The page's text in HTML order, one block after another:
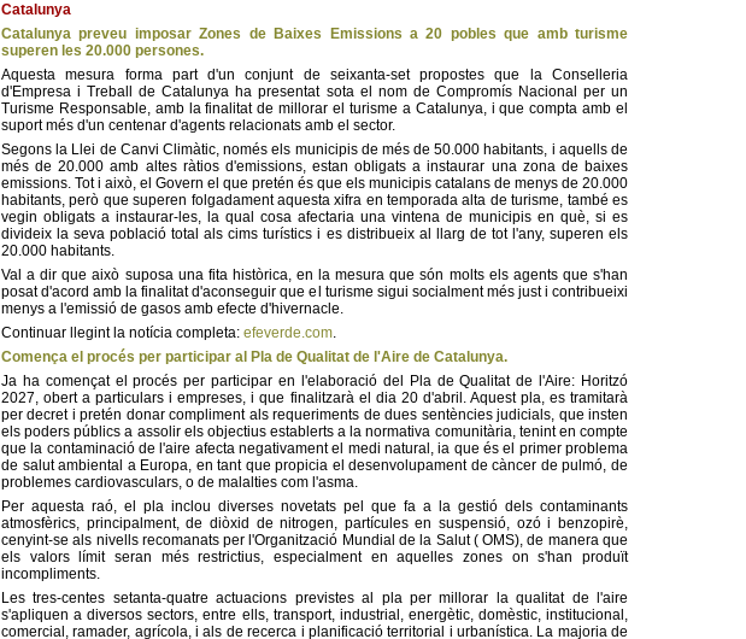
Catalunya
Catalunya preveu imposar Zones de Baixes Emissions a 20 pobles que amb turisme
superen les 20.000 persones.
Aquesta mesura forma part d'un conjunt de seixanta-set propostes que la Conselleria
d'Empresa i Treball de Catalunya ha presentat sota el nom de Compromís Nacional per un
Turisme Responsable, amb la finalitat de millorar el turisme a Catalunya, i que compta amb el
suport més d'un centenar d'agents relacionats amb el sector.
Segons la Llei de Canvi Climàtic, només els municipis de més de 50.000 habitants, i aquells de
més de 20.000 amb altes ràtios d'emissions, estan obligats a instaurar una zona de baixes
emissions. Tot i això, el Govern el que pretén és que els municipis catalans de menys de 20.000
habitants, però que superen folgadament aquesta xifra en temporada alta de turisme, també es
vegin obligats a instaurar-les, la qual cosa afectaria una vintena de municipis en què, si es
divideix la seva població total als cims turístics i es distribueix al llarg de tot l'any, superen els
20.000 habitants.
Val a dir que això suposa una fita històrica, en la mesura que són molts els agents que s'han
posat d'acord amb la finalitat d'aconseguir que el turisme sigui socialment més just i contribueixi
menys a l'emissió de gasos amb efecte d'hivernacle.
Continuar llegint la notícia completa: efeverde.com.
Comença el procés per participar al Pla de Qualitat de l'Aire de Catalunya.
Ja ha començat el procés per participar en l'elaboració del Pla de Qualitat de l'Aire: Horitzó
2027, obert a particulars i empreses, i que finalitzarà el dia 20 d'abril. Aquest pla, es tramitarà
per decret i pretén donar compliment als requeriments de dues sentències judicials, que insten
els poders públics a assolir els objectius establerts a la normativa comunitària, tenint en compte
que la contaminació de l'aire afecta negativament el medi natural, ia que és el primer problema
de salut ambiental a Europa, en tant que propicia el desenvolupament de càncer de pulmó, de
problemes cardiovasculars, o de malalties com l'asma.
Per aquesta raó, el pla inclou diverses novetats pel que fa a la gestió dels contaminants
atmosfèrics, principalment, de diòxid de nitrogen, partícules en suspensió, ozó i benzopirè,
cenyint-se als nivells recomanats per l'Organització Mundial de la Salut ( OMS), de manera que
els valors límit seran més restrictius, especialment en aquelles zones on s'han produït
incompliments.
Les tres-centes setanta-quatre actuacions previstes al pla per millorar la qualitat de l'aire
s'apliquen a diversos sectors, entre ells, transport, industrial, energètic, domèstic, institucional,
comercial, ramader, agrícola, i als de recerca i planificació territorial i urbanística. La majoria de